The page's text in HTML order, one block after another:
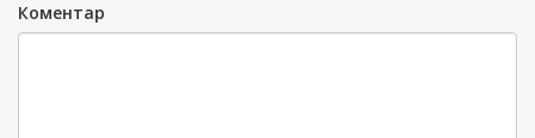
Коментар